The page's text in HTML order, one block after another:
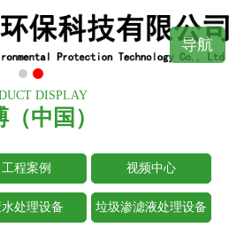
导航
DISPLAY
中国）
工程案例 视频中心
水处理设备 垃圾渗滤液处理设备